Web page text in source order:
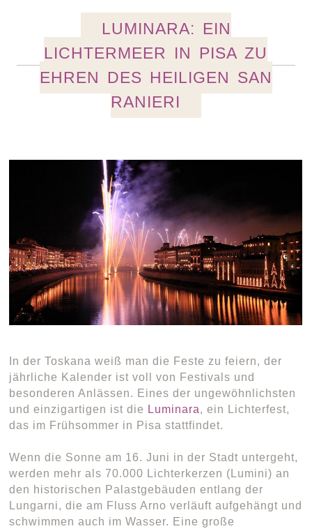
LUMINARA: EIN
LICHTERMEER IN PISA ZU
EHREN DES HEILIGEN SAN
RANIERI
In der Toskana weiß man die Feste zu feiern, der
jährliche Kalender ist voll von Festivals und
besonderen Anlässen. Eines der ungewöhnlichsten
und einzigartigen ist die Luminara, ein Lichterfest,
das im Frühsommer in Pisa stattfindet.
Wenn die Sonne am 16. Juni in der Stadt untergeht,
werden mehr als 70.000 Lichterkerzen (Lumini) an
den historischen Palastgebäuden entlang der
Lungarni, die am Fluss Arno verläuft aufgehängt und
schwimmen auch im Wasser. Eine große